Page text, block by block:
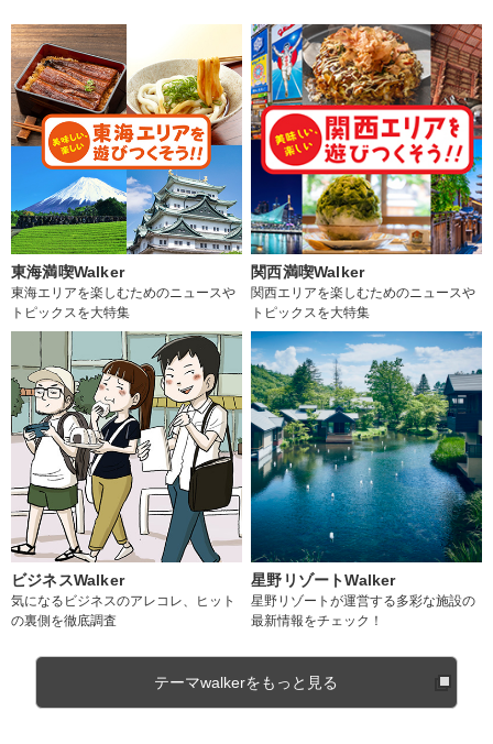
東海満喫Walker
東海エリアを楽しむためのニュースや
トピックスを大特集
関西満喫Walker
関西エリアを楽しむためのニュースや
トピックスを大特集
ビジネスWalker
気になるビジネスのアレコレ、ヒット
の裏側を徹底調査
星野リゾートWalker
星野リゾートが運営する多彩な施設の
最新情報をチェック！
テーマwalkerをもっと見る